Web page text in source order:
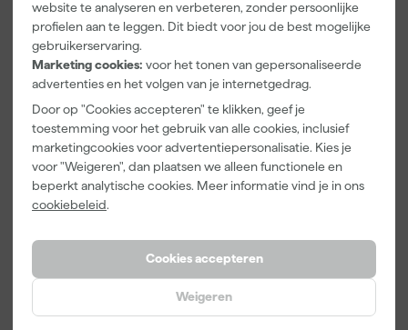
website te analyseren en verbeteren, zonder persoonlijke
profielen aan te leggen. Dit biedt voor jou de best mogelijke
gebruikerservaring.
Marketing cookies: voor het tonen van gepersonaliseerde
advertenties en het volgen van je internetgedrag.
Door op "Cookies accepteren" te klikken, geef je
toestemming voor het gebruik van alle cookies, inclusief
marketingcookies voor advertentiepersonalisatie. Kies je
voor "Weigeren", dan plaatsen we alleen functionele en
beperkt analytische cookies. Meer informatie vind je in ons
cookiebeleid.
Cookies accepteren
Weigeren
incl. BTW
Onze Top 10
Sikkens Alpha
kleur
10L
bezorgd
deal
10
Sikkens
Alphacryl
Pure Mat SF -
op kleur
Morgen
bezorgd
Sikkens Alpha
bezorgd